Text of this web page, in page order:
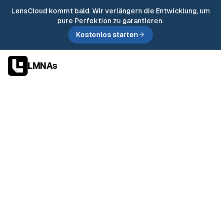
LensCloud kommt bald. Wir verlängern die Entwicklung, um
pure Perfektion zu garantieren.
Kostenlos starten
LMNAs